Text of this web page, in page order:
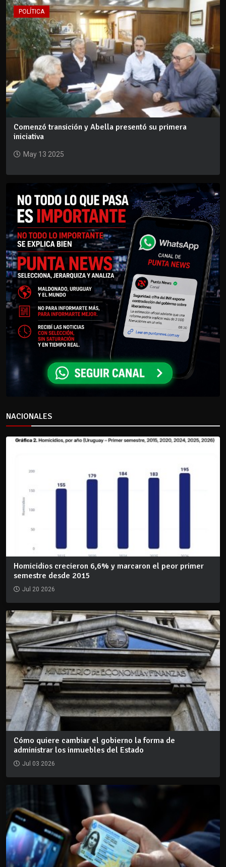
POLÍTICA
Comenzó transición y Abella presentó su primera
iniciativa
May 13 2025
NACIONALES
Homicidios crecieron 6,6% y marcaron el peor primer
semestre desde 2015
Jul 20 2026
Cómo quiere cambiar el gobierno la forma de
administrar los inmuebles del Estado
Jul 03 2026